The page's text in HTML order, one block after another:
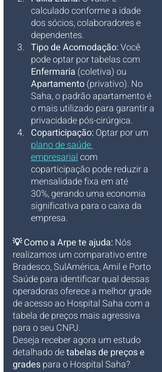
calculado conforme a idade
dos sócios, colaboradores e
dependentes.
Tipo de Acomodação: Você
pode optar por tabelas com
Enfermaria (coletiva) ou
Apartamento (privativo). No
Saha, o padrão apartamento é
o mais utilizado para garantir a
privacidade pós-cirúrgica.
Coparticipação: Optar por um
plano de saúde
empresarial com
coparticipação pode reduzir a
mensalidade fixa em até
30%, gerando uma economia
significativa para o caixa da
empresa.
💡 Como a Arpe te ajuda: Nós
realizamos um comparativo entre
Bradesco, SulAmérica, Amil e Porto
Saúde para identificar qual dessas
operadoras oferece a melhor grade
de acesso ao Hospital Saha com a
tabela de preços mais agressiva
para o seu CNPJ.
Deseja receber agora um estudo
detalhado de tabelas de preços e
grades para o Hospital Saha?